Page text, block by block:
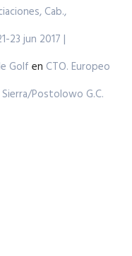
Cab.,
23 jun 2017 |
Golf en CTO. Europeo
Postolowo G.C.